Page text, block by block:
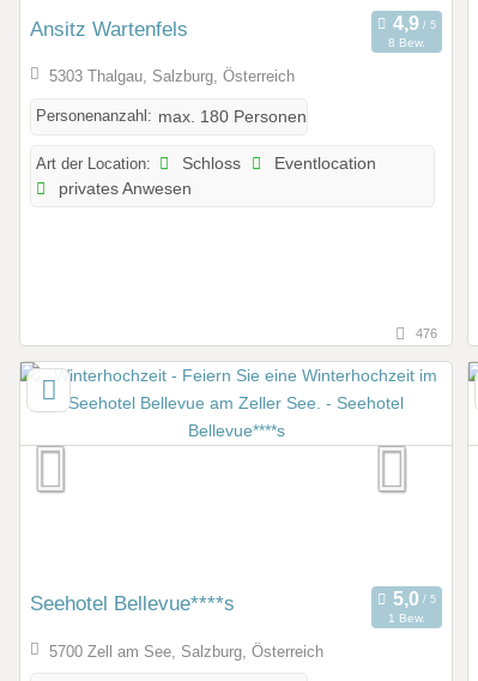
Ansitz Wartenfels
8 Bew.
5303 Thalgau, Salzburg, Österreich
Personenanzahl: max. 180 Personen
Art der Location: Schloss
Eventlocation
privates Anwesen
476
Seehotel Bellevue****s
1 Bew.
5700 Zell am See, Salzburg, Österreich